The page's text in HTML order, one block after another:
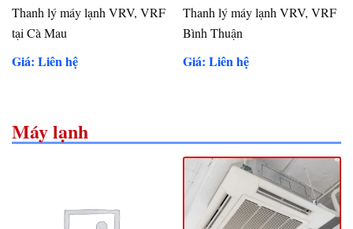
Thanh lý máy lạnh VRV, VRF
tại Cà Mau
Giá: Liên hệ
Thanh lý máy lạnh VRV, VRF
Bình Thuận
Giá: Liên hệ
Máy lạnh